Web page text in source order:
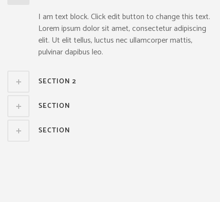
I am text block. Click edit button to change this text.
Lorem ipsum dolor sit amet, consectetur adipiscing
elit. Ut elit tellus, luctus nec ullamcorper mattis,
pulvinar dapibus leo.
SECTION 2
SECTION
SECTION